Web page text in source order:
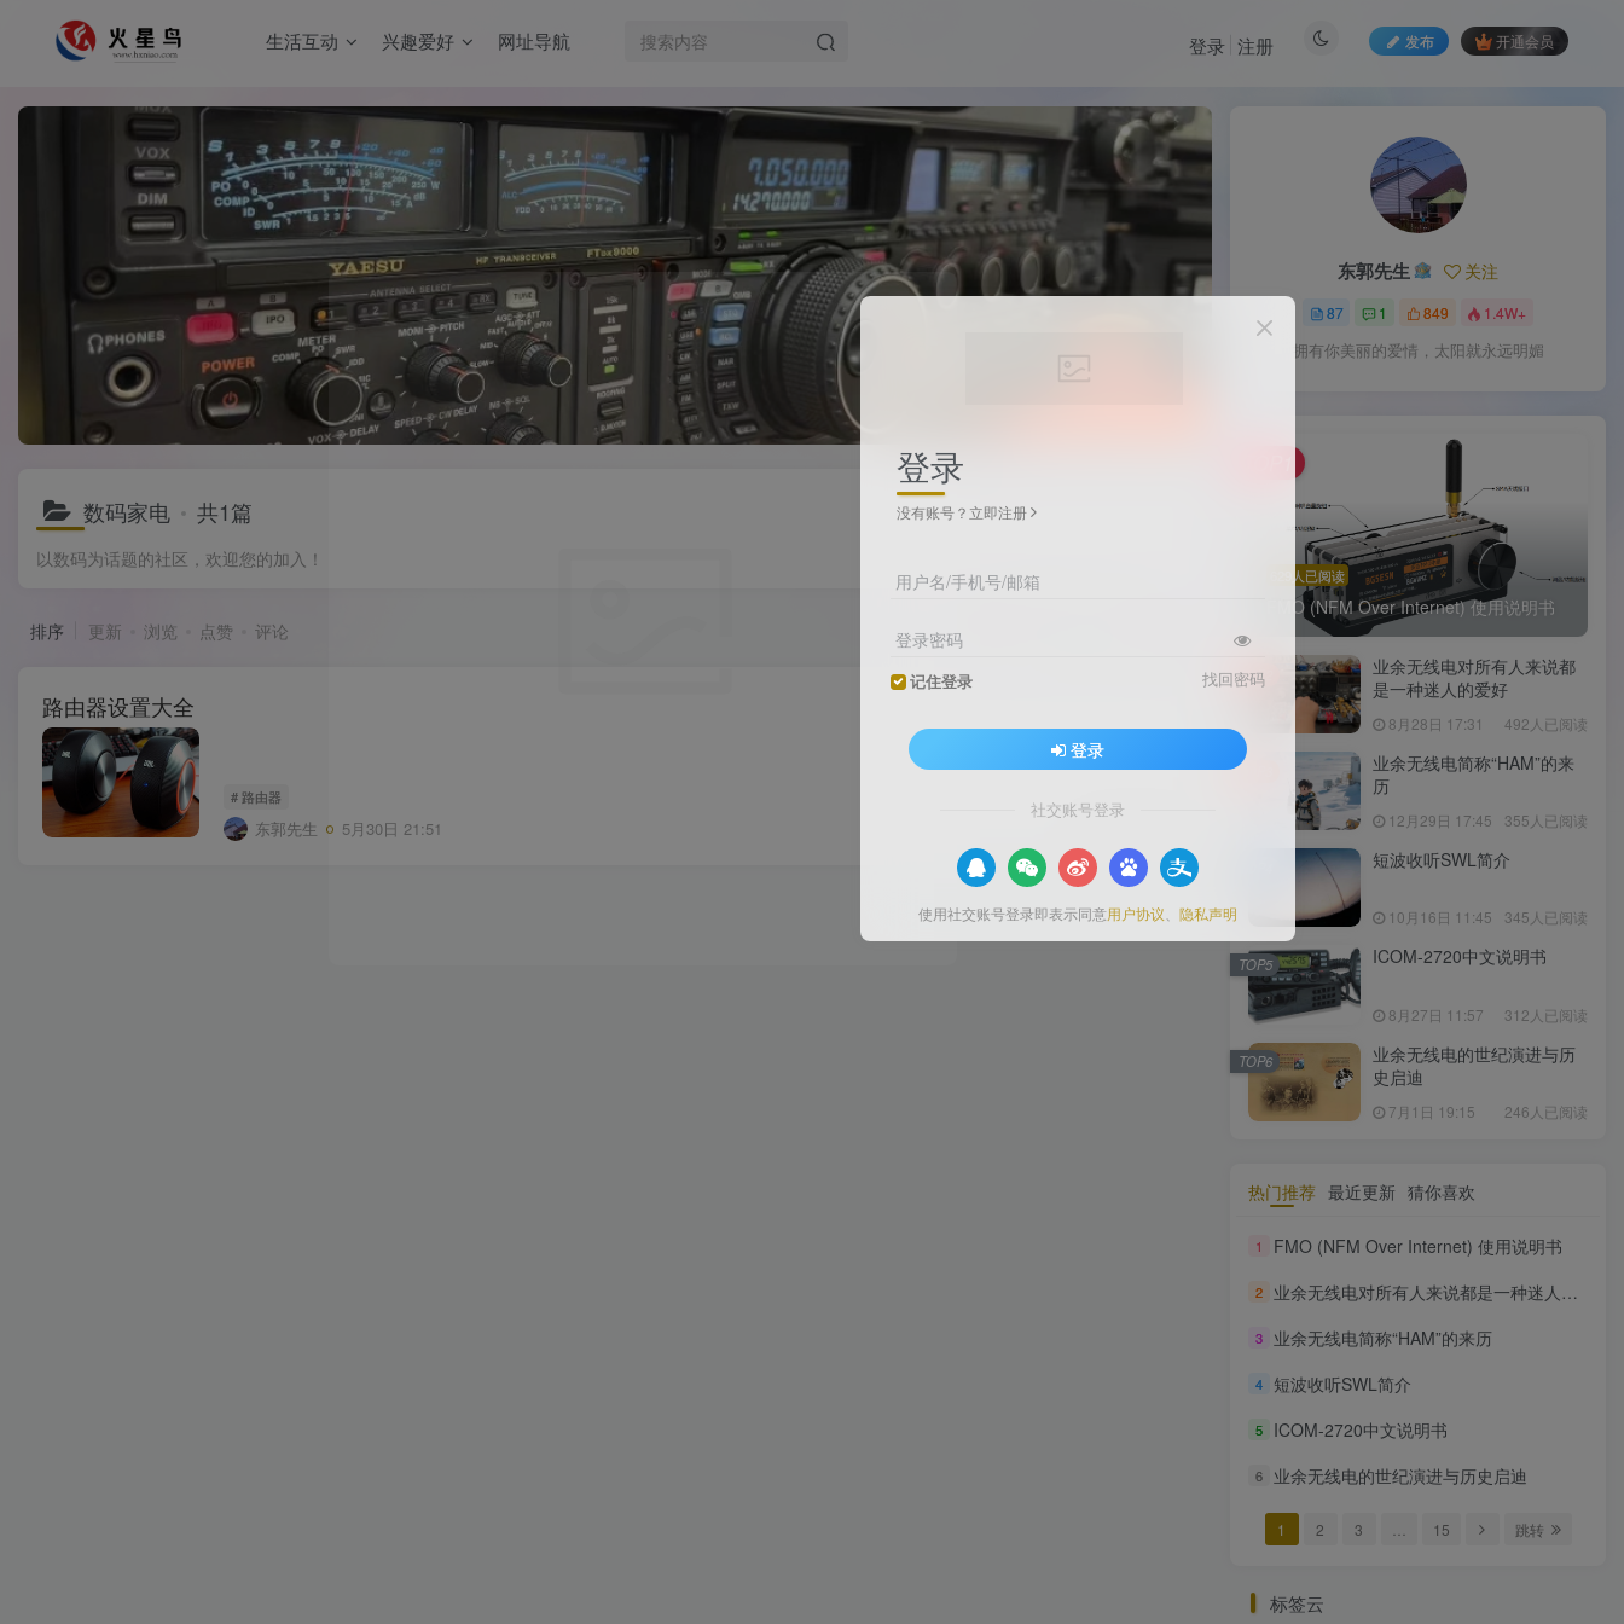
生活互动 兴趣爱好 网址导航 发布 开通会员
登录 注册
数码家电 共1篇
以数码为话题的社区，欢迎您的加入！
排序 更新 浏览 点赞 评论
路由器设置大全
# 路由器
东郭先生 5月30日 21:51
东郭先生 关注
87 1 849 1.4W+
拥有你美丽的爱情，太阳就永远明媚
629人已阅读
FMO (NFM Over Internet) 使用说明书
业余无线电对所有人来说都
是一种迷人的爱好
8月28日 17:31 492人已阅读
TOP2
业余无线电简称“HAM”的来
历
12月29日 17:45 355人已阅读
TOP3
短波收听SWL简介
10月16日 11:45 345人已阅读
ICOM-2720中文说明书
8月27日 11:57 312人已阅读
TOP5
业余无线电的世纪演进与历
史启迪
7月1日 19:15 246人已阅读
TOP6
热门推荐 最近更新 猜你喜欢
1 FMO (NFM Over Internet) 使用说明书
2 业余无线电对所有人来说都是一种迷人的爱好
3 业余无线电简称“HAM”的来历
4 短波收听SWL简介
5 ICOM-2720中文说明书
6 业余无线电的世纪演进与历史启迪
1 2 3 15 跳转
标签云
登录
没有账号？立即注册
用户名/手机号/邮箱
登录密码
记住登录 找回密码
登录
社交账号登录
使用社交账号登录即表示同意用户协议 隐私声明